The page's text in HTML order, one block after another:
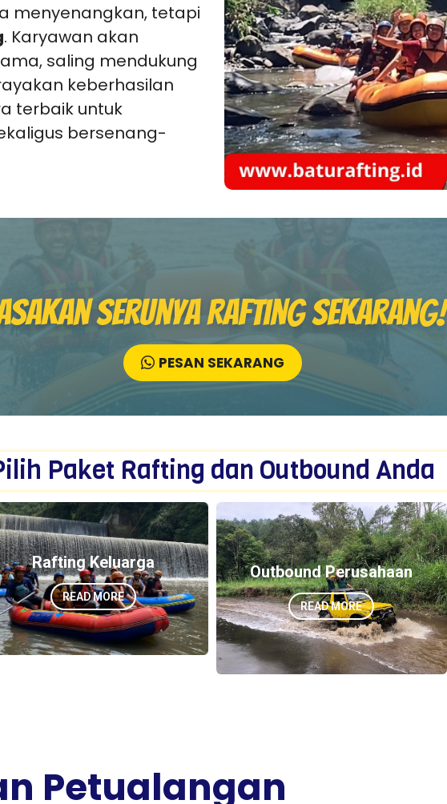
menyenangkan, tetapi
. Karyawan akan
saling mendukung
keberhasilan
terbaik untuk
bersenang-
Serunya Rafting Sekarang!
PESAN SEKARANG
Paket Rafting dan Outbound Anda
Rafting Keluarga
READ MORE
Outbound Perusahaan
READ MORE
Petualangan